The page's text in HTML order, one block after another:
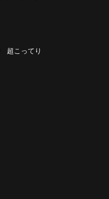
超こってり